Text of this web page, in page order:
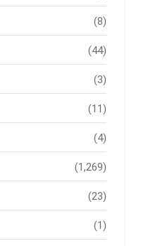
(8)
(44)
(3)
(11)
(4)
(1,269)
(23)
(1)